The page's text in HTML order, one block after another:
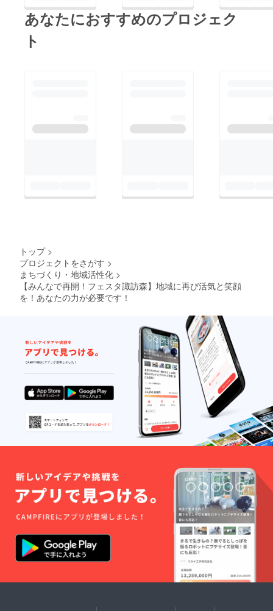
あなたにおすすめのプロジェク
ト
トップ >
プロジェクトをさがす >
まちづくり・地域活性化 >
【みんなで再開！フェスタ諏訪森】地域に再び活気と笑顔
を！あなたの力が必要です！